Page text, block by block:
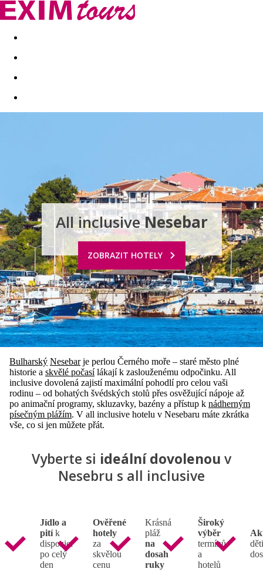
Akční nabídky Last minute
All inclusiveNesebar
ZOBRAZIT HOTELY
Bulharský Nesebarje perlou Černého moře – staré město plné
historie a skvělé počasílákají k zaslouženému odpočinku. All
inclusive dovolená zajistí maximální pohodlí pro celou vaši
rodinu – od bohatých švédských stolů přes osvěžující nápoje až
po animační programy, skluzavky, bazény a přístup k nádherným
písečným plážím. V all inclusive hotelu v Nesebaru máte zkrátka
vše, co si jen můžete přát.
Vyberte si ideální dovolenou v
Nesebru s all inclusive
Jídlo a
pitík
dispozici
po celý
den
Ověřené
hotely
za
skvělou
cenu
Krásná
pláž
na
dosah
ruky
Široký
výběr
termínů
a
hotelů